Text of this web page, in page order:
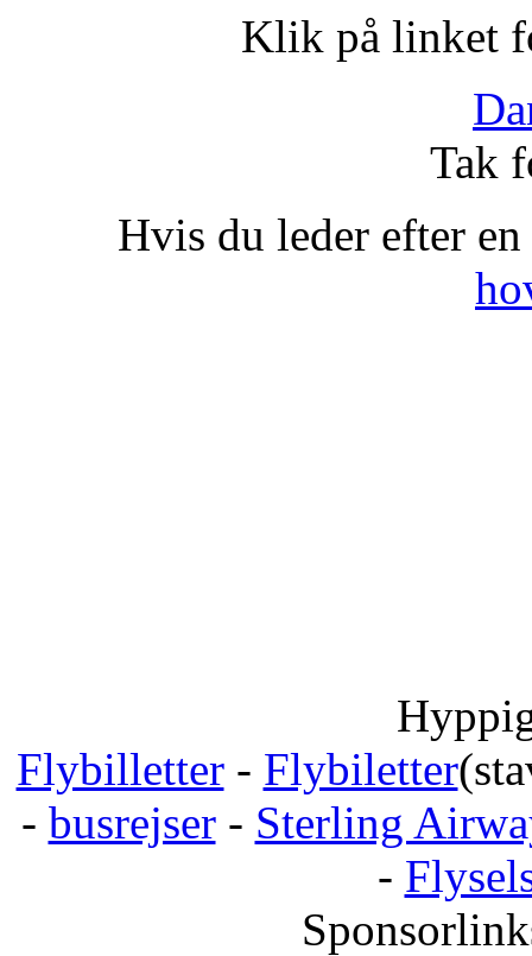
Klik på linket
Tak
Hvis du leder efter
Flybilletter- Flybiletter
- busrejser- Sterling
-